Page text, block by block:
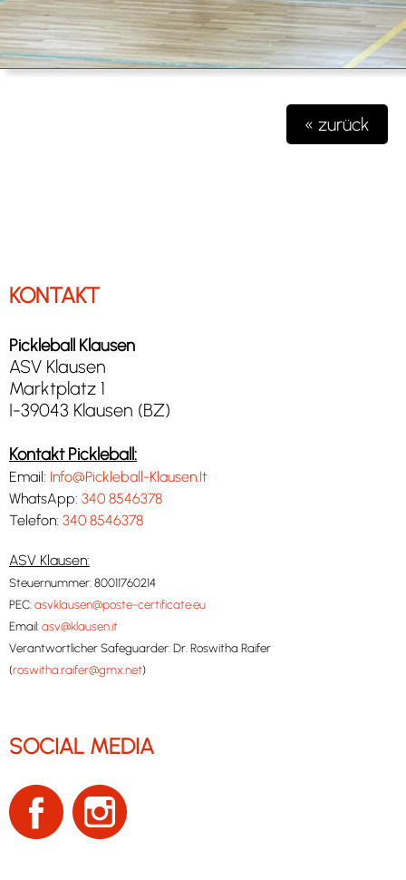
« zurück
KONTAKT
Pickleball Klausen
ASV Klausen
Marktplatz 1
I-39043 Klausen (BZ)
Kontakt Pickleball:
Email: Info@Pickleball-Klausen.It
WhatsApp: 340 8546378
Telefon: 340 8546378
ASV Klausen:
Steuernummer: 80011760214
PEC:asvklausen@poste-certificate.eu
Email:asv@klausen.it
Verantwortlicher Safeguarder: Dr. Roswitha Raifer
(roswitha.raifer@gmx.net)
SOCIAL MEDIA